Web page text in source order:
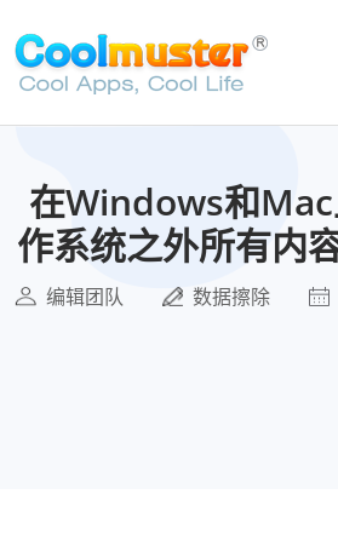
在Windows和
作系统之外所有内
编辑团队 数据擦除